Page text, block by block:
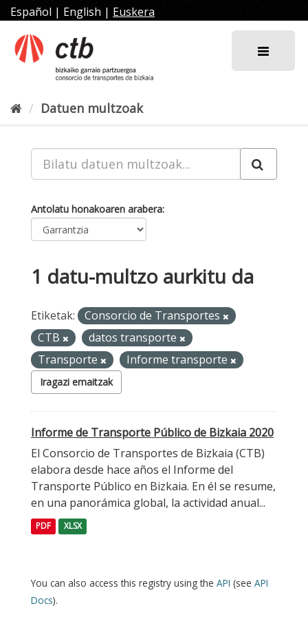
Joan
edukira
Español | English | Euskera
Datuen multzoak
Antolatu honakoaren arabera
1 datu-multzo aurkitu da
Etiketak:
Consorcio de Transportes
CTB
datos transporte
Transporte
Informe transporte
Iragazi emaitzak
Informe de Transporte Público de Bizkaia 2020
El Consorcio de Transportes de Bizkaia (CTB)
elabora desde hace años el Informe del
Transporte Público en Bizkaia. En él se resume,
en una panorámica global, la actividad anual...
PDF XLSX
You can also access this registry using the API (see API
Docs).